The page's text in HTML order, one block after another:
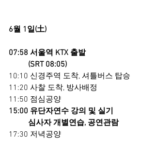
6월 1일(土)
07:58 서울역 KTX 출발
(SRT 08:05)
10:10 신경주역 도착, 셔틀버스 탑승
11:20 사찰 도착, 방사배정
11:50 점심공양
15:00 유단자연수 강의 및 실기
심사자 개별연습, 공연관람
17:30 저녁공양